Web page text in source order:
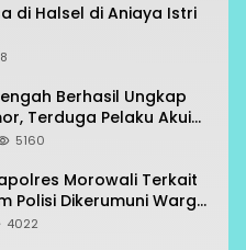
di Halsel di Aniaya Istri
Berhasil Ungkap
Terduga Pelaku Akui
5160
Morowali Terkait
Polisi Dikerumuni Warga
4022